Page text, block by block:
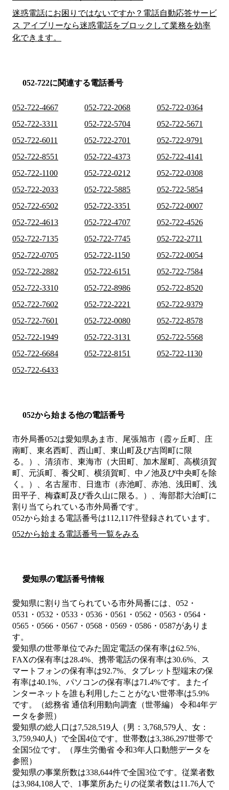
迷惑電話にお困りではないですか？電話自動応答サービ
ス アイブリーなら迷惑電話をブロックして業務を効率
化できます。
052-722に関連する電話番号
052-722-4667 052-722-2068
052-722-0364
052-722-3311
052-722-5704
052-722-5671
052-722-6011
052-722-2701
052-722-9791
052-722-8551
052-722-4373
052-722-4141
052-722-1100
052-722-0212
052-722-0308
052-722-2033
052-722-5885
052-722-5854
052-722-6502
052-722-3351
052-722-0007
052-722-4613
052-722-4707
052-722-4526
052-722-7135
052-722-7745
052-722-2711
052-722-0705
052-722-1150
052-722-0054
052-722-2882
052-722-6151
052-722-7584
052-722-3310
052-722-8986
052-722-8520
052-722-7602
052-722-2221
052-722-9379
052-722-7601
052-722-0080
052-722-8578
052-722-1949
052-722-3131
052-722-5568
052-722-6684
052-722-8151
052-722-1130
052-722-6433
052から始まる他の電話番号
市外局番052は愛知県あま市、尾張旭市（霞ヶ丘町、庄
南町、東名西町、西山町、東山町及び吉岡町に限
る。）、清須市、東海市（大田町、加木屋町、高横須賀
町、元浜町、養父町、横須賀町、中ノ池及び中央町を除
く。）、名古屋市、日進市（赤池町、赤池、浅田町、浅
田平子、梅森町及び香久山に限る。）、海部郡大治町に
割り当てられている市外局番です。
052から始まる電話番号は112,117件登録されています。
052から始まる電話番号一覧をみる
愛知県の電話番号情報
愛知県に割り当てられている市外局番には、052・
0531・0532・0533・0536・0561・0562・0563・0564・
0565・0566・0567・0568・0569・0586・0587がありま
す。
愛知県の世帯単位でみた固定電話の保有率は62.5%、
FAXの保有率は28.4%、携帯電話の保有率は30.6%、ス
マートフォンの保有率は92.7%、タブレット型端末の保
有率は40.1%、パソコンの保有率は71.4%です。またイ
ンターネットを誰も利用したことがない世帯率は5.9%
です。（総務省 通信利用動向調査（世帯編） 令和4年デ
ータを参照）
愛知県の総人口は7,528,519人（男：3,768,579人、女：
3,759,940人）で全国4位です。世帯数は3,386,297世帯で
全国5位です。（厚生労働省 令和3年人口動態データを
参照）
愛知県の事業所数は338,644件で全国3位です。従業者数
は3,984,108人で、1事業所あたりの従業者数は11.76人で